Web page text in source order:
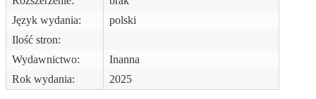
Język wydania:
polski
Ilość stron:
Wydawnictwo:
Inanna
Rok wydania:
2025